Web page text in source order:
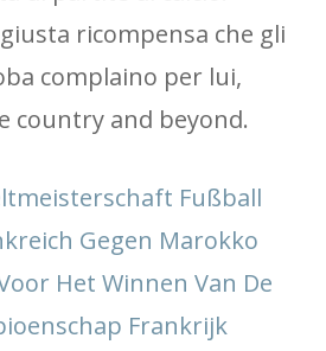
ricompensa che gli
complaino per lui,
country and beyond.
Fußball
Gegen Marokko
Het Winnen Van De
Frankrijk